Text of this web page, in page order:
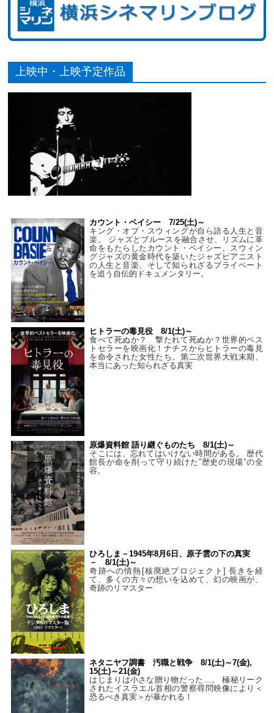
上映中・上映予定作品
カウント・ベイシー 7/25(土)～
キング・オブ・スウィングが自ら語る人生と音
楽。 ジャズとブルースを融合させ、リズムに革
命をもたらしたカウント・ベイシー。スウィン
グジャズの黄金時代を築いたジャズピアニスト
の人生と音楽、そして知られざるプライベート
を追う自伝的ドキュメンタリー。
ヒトラーの毒見役 8/1(土)～
食べて死ぬか？ 撃たれて死ぬか？世界的ベス
トセラーを映画化！ナチスからヒトラーの毒見
を命令された女性たち。第二次世界大戦末期、
本当にあった知られざる真実
原爆資料館 語り継ぐものたち 8/1(土)～
そこには、忘れてはいけない時間がある。 歴代
館長が命を削って守り続けた”歴史の現場”の全
容。
ひろしま－1945年8月6日、原子雲の下の真実
－ 8/1(土)～
奇跡への情熱[核廃絶プロジェクト] 長きを経
て、多くの方々の想いを込めて、幻の映画が、
奇跡のリマスター
ネタニヤフ調書 汚職と戦争 8/1(土)～7(金),
15(土)～21(金)
はじまりは小さな贈り物だった…。 極秘リーク
されたイスラエル首相の警察尋問映像により＜
恐るべき真実＞が暴かれる！